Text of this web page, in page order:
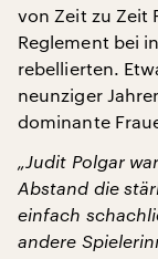
von Zeit zu Zeit
Reglement bei
rebellierten.
neunziger
dominante
„Judit Polgar
Abstand die
einfach
andere